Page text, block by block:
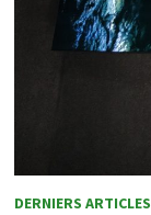
DERNIERS ARTICLES